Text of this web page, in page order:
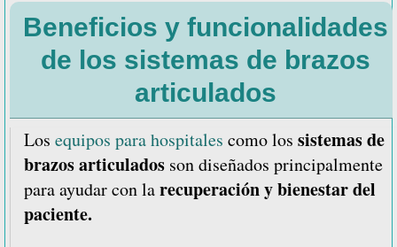
Beneficios y funcionalidades
de los sistemas de brazos
articulados
Los equipos para hospitales como los sistemas de
brazos articulados son diseñados principalmente
para ayudar con larecuperación y bienestar del
paciente.